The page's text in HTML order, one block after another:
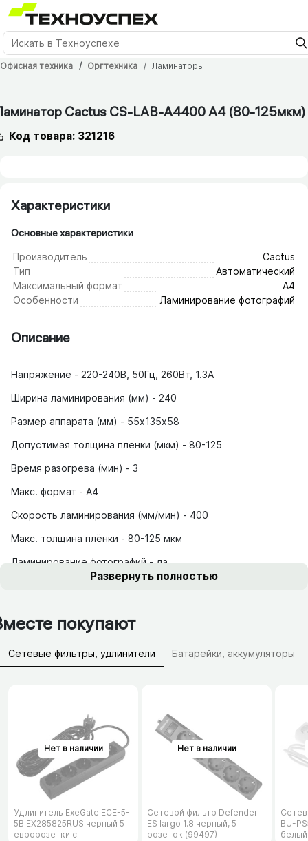
Офисная техника Оргтехника Ламинаторы
Cactus CS-LAB-A4400 A4 (80-125мкм)
Код товара: 321216
Характеристики
Основные характеристики
Производитель
Cactus
Тип
Автоматический
Максимальный формат
А4
Особенности
Ламинирование фотографий
Описание
Напряжение - 220-240В, 50Гц, 260Вт, 1.3А
Ширина ламинирования (мм) - 240
Размер аппарата (мм) - 55х135х58
Допустимая толщина пленки (мкм) - 80-125
Время разогрева (мин) - 3
Макс. формат - А4
Скорость ламинирования (мм/мин) - 400
Макс. толщина плёнки - 80-125 мкм
Ламинирование фотографий - да
Развернуть полностью
покупают
Сетевые фильтры, удлинители Батарейки, аккумуляторы
Удлинитель ExeGate ECE-5-
5B EX285825RUS черный 5
евророзетки с
Сетевой фильтр Defender
ES largo 1.8 черный, 5
розеток (99497)
BU-
белый